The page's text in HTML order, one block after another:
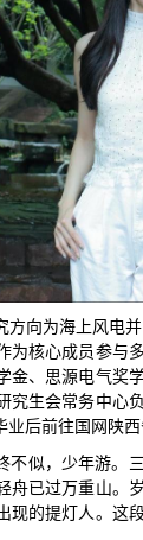
方向为海上风电
为核心成员参与
金、思源电气奖
究生会常务中心
后前往国网陕
不似，少年游。
舟已过万重山。
现的提灯人。这